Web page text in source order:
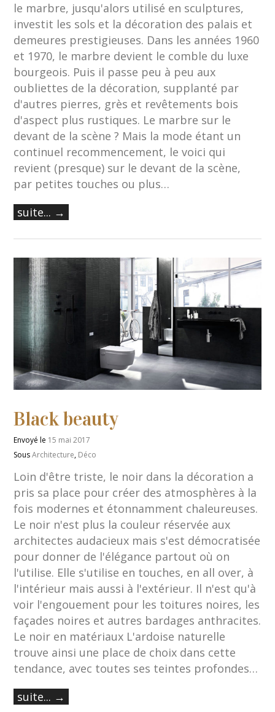
le marbre, jusqu'alors utilisé en sculptures,
investit les sols et la décoration des palais et
demeures prestigieuses. Dans les années 1960
et 1970, le marbre devient le comble du luxe
bourgeois. Puis il passe peu à peu aux
oubliettes de la décoration, supplanté par
d'autres pierres, grès et revêtements bois
d'aspect plus rustiques. Le marbre sur le
devant de la scène ? Mais la mode étant un
continuel recommencement, le voici qui
revient (presque) sur le devant de la scène,
par petites touches ou plus…
suite... →
Black beauty
Envoyé le 15 mai 2017
SousArchitecture, Déco
Loin d'être triste, le noir dans la décoration a
pris sa place pour créer des atmosphères à la
fois modernes et étonnamment chaleureuses.
Le noir n'est plus la couleur réservée aux
architectes audacieux mais s'est démocratisée
pour donner de l'élégance partout où on
l'utilise. Elle s'utilise en touches, en all over, à
l'intérieur mais aussi à l'extérieur. Il n'est qu'à
voir l'engouement pour les toitures noires, les
façades noires et autres bardages anthracites.
Le noir en matériaux L'ardoise naturelle
trouve ainsi une place de choix dans cette
tendance, avec toutes ses teintes profondes…
suite... →